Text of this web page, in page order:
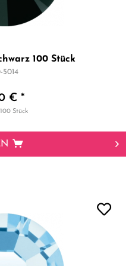
100 Stück
5014
€ *
100 Stück